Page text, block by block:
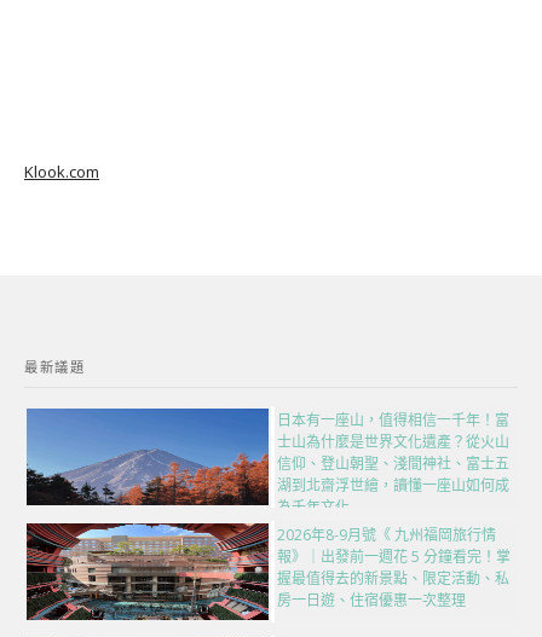
Klook.com
最新議題
日本有一座山，值得相信一千年！富
士山為什麼是世界文化遺產？從火山
信仰、登山朝聖、淺間神社、富士五
湖到北齋浮世繪，讀懂一座山如何成
為千年文化
2026年8-9月號《 九州福岡旅行情
報》｜出發前一週花 5 分鐘看完！掌
握最值得去的新景點、限定活動、私
房一日遊、住宿優惠一次整理